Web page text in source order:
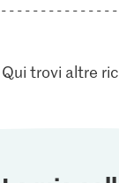
Qui trovi altre